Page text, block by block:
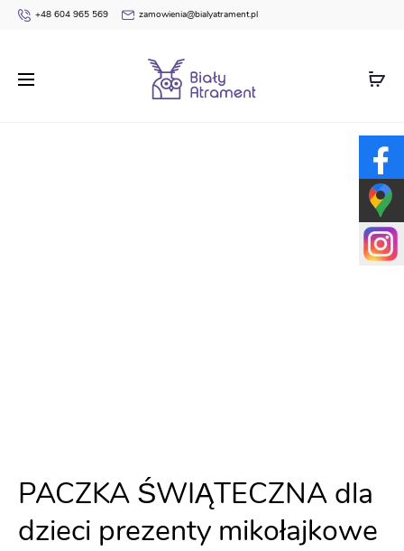
+48 604 965 569 zamowienia@bialyatrament.pl
Pudełka prezentowe dla dzieci
ŚWIĄTECZNA dla dzieci prezenty mikołajkowe
PACZKA ŚWIĄTECZNA dla
dzieci prezenty mikołajkowe